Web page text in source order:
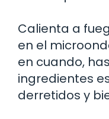
Calienta a
en el
en cuando,
ingredientes
derretidos y